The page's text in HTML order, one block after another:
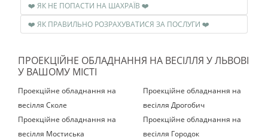
❤️ ЯК НЕ ПОПАСТИ НА ШАХРАЇВ ❤️
❤️ ЯК ПРАВИЛЬНО РОЗРАХУВАТИСЯ ЗА ПОСЛУГИ ❤️
ПРОЕКЦІЙНЕ ОБЛАДНАННЯ НА ВЕСІЛЛЯ У ЛЬВОВІ
У ВАШОМУ МІСТІ
Проекційне обладнання на
весілля Сколе
Проекційне обладнання на
весілля Дрогобич
Проекційне обладнання на
весілля Мостиська‎
Проекційне обладнання на
весілля Городок